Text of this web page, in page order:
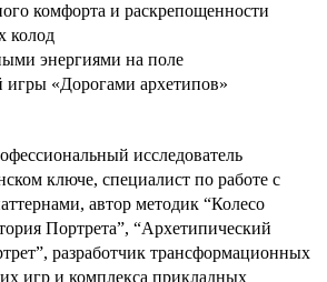
комфорта и раскрепощенности
колод
энергиями на поле
«Дорогами архетипов»
исследователь
ключе, специалист по работе с
автор методик “Колесо
Портрета”, “Архетипический
разработчик трансформационных
игр и комплекса прикладных